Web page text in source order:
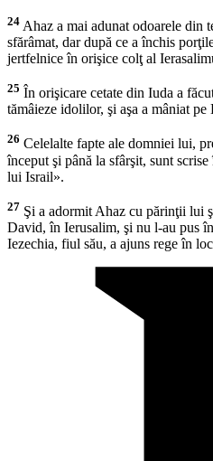
24 Ahaz a mai adunat odoarele din
sfărâmat, dar după ce a închis
jertfelnice în orişice colţ al
25 În orişicare cetate din Iuda a
tămâieze idolilor, şi aşa a mâniat
26 Celelalte fapte ale domniei lui,
început şi până la sfârşit, sunt
lui Israil».
27 Şi a adormit Ahaz cu părinţii lui
David, în Ierusalim, şi nu l-au pus
Iezechia, fiul său, a ajuns rege în